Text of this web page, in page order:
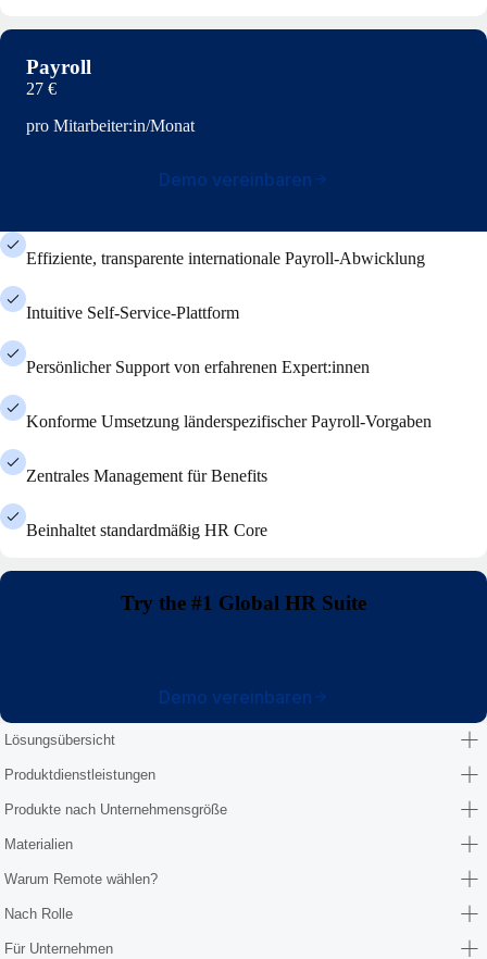
Payroll
27 €
pro Mitarbeiter:in/Monat
Demo vereinbaren
Effiziente, transparente internationale Payroll-Abwicklung
Intuitive Self-Service-Plattform
Persönlicher Support von erfahrenen Expert:innen
Konforme Umsetzung länderspezifischer Payroll-Vorgaben
Zentrales Management für Benefits
Beinhaltet standardmäßig HR Core
Try the #1 Global HR Suite
Demo vereinbaren
Lösungsübersicht
Produktdienstleistungen
Produkte nach Unternehmensgröße
Materialien
Warum Remote wählen?
Nach Rolle
Für Unternehmen